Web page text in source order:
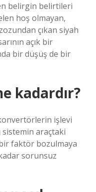
belirgin belirtileri
hoş olmayan,
çıkan siyah
açık bir
bir düşüş de bir
kadardır?
işlevi
araçtaki
bir faktör bozulmaya
sorunsuz